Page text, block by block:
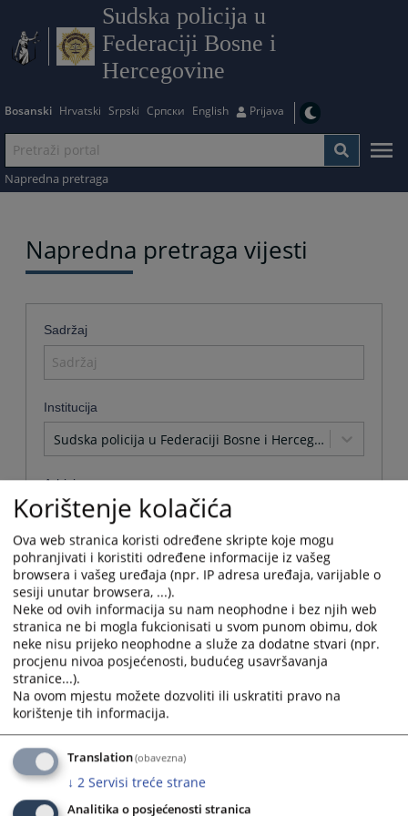
Sudska policija u
Federaciji Bosne i
Hercegovine
Bosanski Hrvatski Srpski Српски English Prijava
Napredna pretraga
Napredna pretraga vijesti
Sadržaj
Institucija
Sudska policija u Federaciji Bosne i Hercegovine
Arhivirana
Ne
Datum od
Navigate
forward
to
interact
with
the
calendar
and
select
a
date.
Press
Datum do
Navigate
forward
interact
with
the
calendar
Sortiraj po
Napredne stavke
Korištenje kolačića
Ova web stranica koristi određene skripte koje mogu
pohranjivati i koristiti određene informacije iz vašeg
browsera i vašeg uređaja (npr. IP adresa uređaja, varijable o
sesiji unutar browsera, ...).
Neke od ovih informacija su nam neophodne i bez njih web
stranica ne bi mogla fukcionisati u svom punom obimu, dok
neke nisu prijeko neophodne a služe za dodatne stvari (npr.
procjenu nivoa posjećenosti, budućeg usavršavanja
stranice...).
Na ovom mjestu možete dozvoliti ili uskratiti pravo na
korištenje tih informacija.
Translation(obavezna)
↓ 2 Servisi treće strane
Analitika o posjećenosti stranica